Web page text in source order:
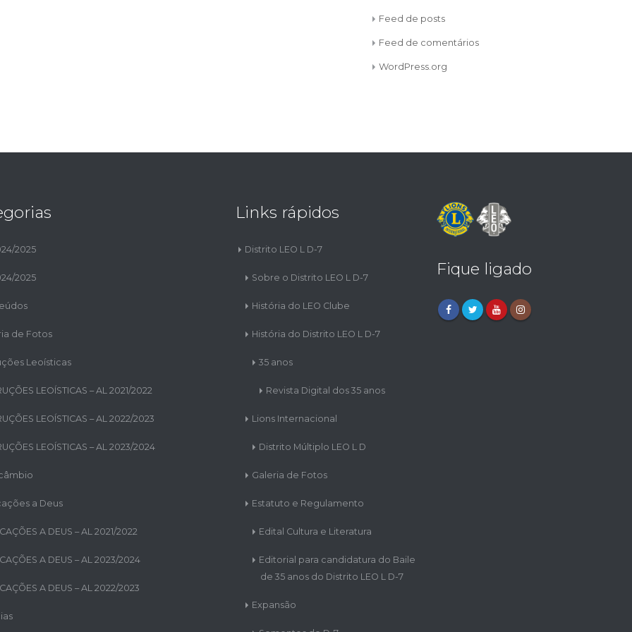
Feed de posts
Feed de comentários
WordPress.org
2025
2025
de Fotos
Leoísticas
LEOÍSTICAS – AL 2021/2022
LEOÍSTICAS – AL 2022/2023
LEOÍSTICAS – AL 2023/2024
a Deus
A DEUS – AL 2021/2022
A DEUS – AL 2023/2024
A DEUS – AL 2022/2023
Links rápidos
Distrito LEO L D-7
Sobre o Distrito LEO L D-7
História do LEO Clube
História do Distrito LEO L D-7
35 anos
Revista Digital dos 35 anos
Lions Internacional
Distrito Múltiplo LEO L D
Galeria de Fotos
Estatuto e Regulamento
Edital Cultura e Literatura
Editorial para candidatura do Baile
de 35 anos do Distrito LEO L D-7
Expansão
Fique ligado